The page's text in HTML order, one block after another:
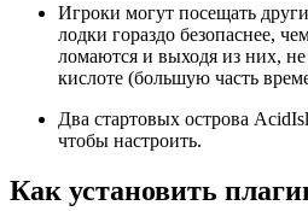
Игроки могут посещать
лодки гораздо безопаснее,
ломаются и выходя из них,
кислоте (большую часть
Два стартовых острова
чтобы настроить.
Как установить